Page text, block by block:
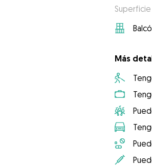
Superficie
Más